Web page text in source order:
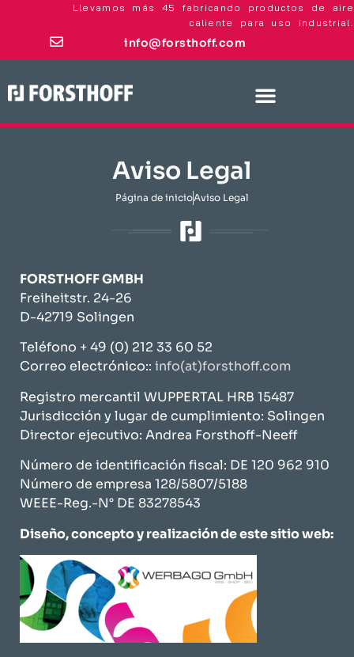
Llevamos más 45 fabricando productos de aire
caliente para uso industrial.
info@forsthoff.com
Aviso Legal
Página de inicioAviso Legal
FORSTHOFF GMBH
Freiheitstr. 24-26
D-42719 Solingen
Teléfono + 49 (0) 212 33 60 52
Correo electrónico:: info(at)forsthoff.com
Registro mercantil WUPPERTAL HRB 15487
Jurisdicción y lugar de cumplimiento: Solingen
Director ejecutivo: Andrea Forsthoff-Neeff
Número de identificación fiscal: DE 120 962 910
Número de empresa 128/5807/5188
WEEE-Reg.-N° DE 83278543
Diseño, concepto y realización de este sitio web: